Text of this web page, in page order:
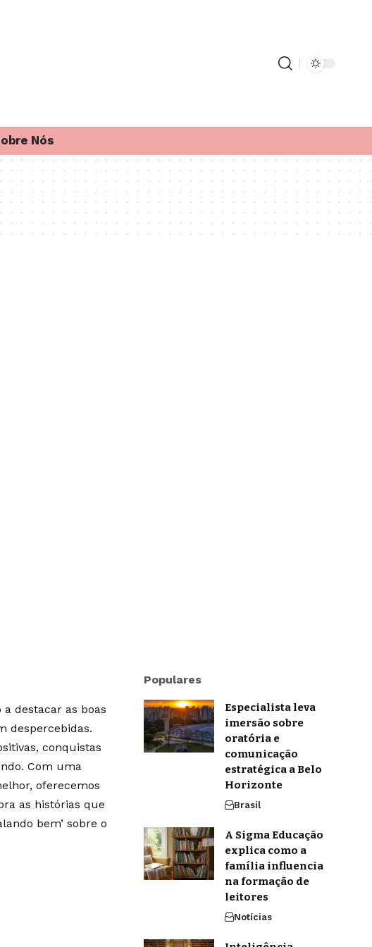
Nós
a destacar as boas
despercebidas.
conquistas
Com uma
oferecemos
as histórias que
bem’ sobre o
Populares
Especialista leva
imersão sobre
oratória e
comunicação
estratégica a Belo
Horizonte
Brasil
A Sigma Educação
explica como a
família influencia
na formação de
leitores
Notícias